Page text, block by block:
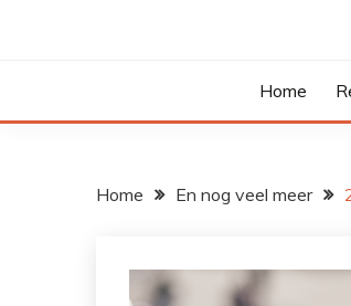
Home
Home En nog veel meer